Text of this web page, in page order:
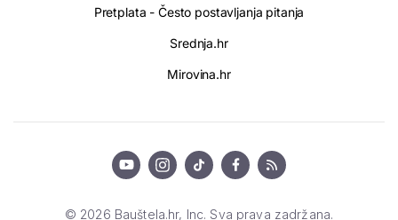
Pretplata - Često postavljanja pitanja
Srednja.hr
Mirovina.hr
© 2026 Bauštela.hr, Inc. Sva prava zadržana.